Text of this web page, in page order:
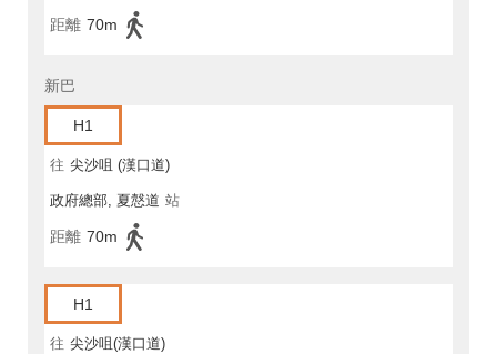
距離 70m
新巴
H1
往 尖沙咀 (漢口道)
政府總部, 夏慤道 站
距離 70m
H1
往 尖沙咀(漢口道)